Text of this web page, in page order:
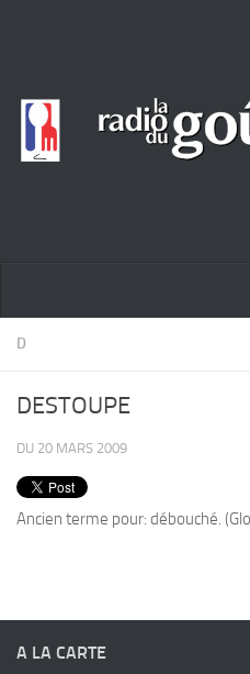
ACTUALITÉ
PRODUITS
Plats
Desserts
D
DESTOUPE
DU 20 MARS 2009
Ancien terme pour: débouché.
A LA CARTE